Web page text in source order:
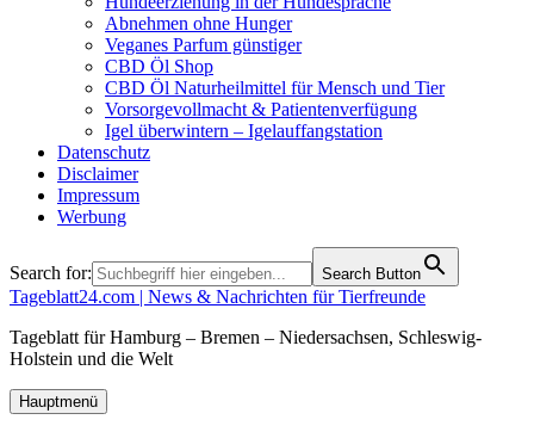
Abnehmen ohne Hunger
Veganes Parfum günstiger
CBD Öl Shop
CBD Öl Naturheilmittel für Mensch und Tier
Vorsorgevollmacht & Patientenverfügung
Igel überwintern – Igelauffangstation
Datenschutz
Disclaimer
Impressum
Werbung
Search for: Search Button
Tageblatt24.com | News & Nachrichten für Tierfreunde
Tageblatt für Hamburg – Bremen – Niedersachsen, Schleswig-
Holstein und die Welt
Hauptmenü